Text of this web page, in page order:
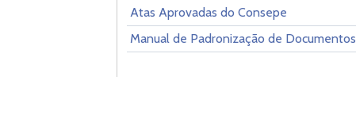
Atas Aprovadas do Consepe
Manual de Padronização de Documentos